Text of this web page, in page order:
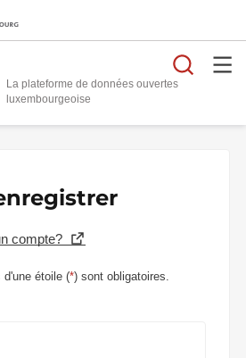
La plateforme de données ouvertes
compte?
d'une étoile (*) sont obligatoires.